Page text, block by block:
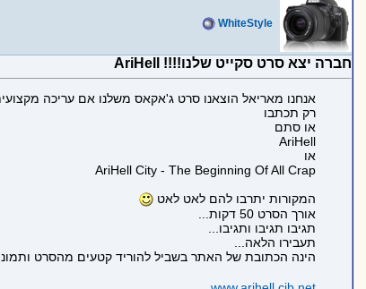
WhiteStyle
חברה יצא סרט סקייט שלנו!!!! AriHell
אנחנו מאריאל הוצאנו סרט ג'אקאס משלנו אם עריכה
רק תכתבו
או סתם
AriHell
או
AriHell City - The Beginning Of All Crap
המקורות יתרבו להם לאט לאט
אורך הסרט 50 דקות...
תגיבו תגיבו ותגיבו...
תעבירו הלאה...
הינה הכתובת של האתר בשביל להוריד קטעים מהסרט